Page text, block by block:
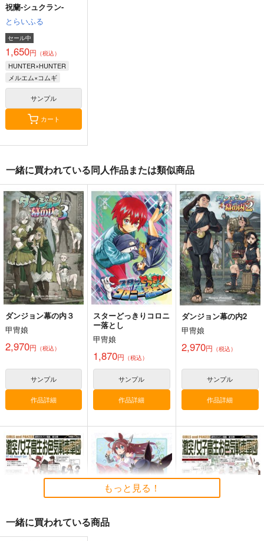
祝蘭-シュクラン-
とらいふる
セール中
1,650円 （税込）
HUNTER×HUNTER
メルエム×コムギ
サンプル
カート
一緒に買われている同人作品または類似商品
ダンジョン幕の内３
甲冑娘
2,970円 （税込）
サンプル
作品詳細
スターどっきりコロニ
ー落とし
甲冑娘
1,870円 （税込）
サンプル
作品詳細
ダンジョン幕の内2
甲冑娘
2,970円 （税込）
サンプル
作品詳細
もっと見る！
一緒に買われている商品